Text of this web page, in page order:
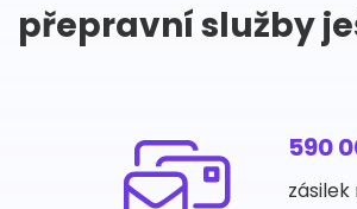
přepravní služby
590